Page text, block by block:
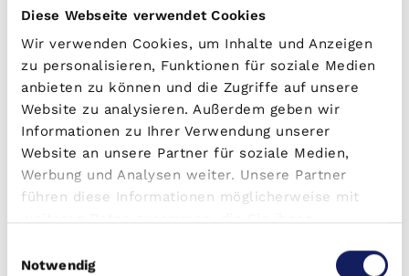
Diese Webseite verwendet Cookies
Wir verwenden Cookies, um Inhalte und Anzeigen
zu personalisieren, Funktionen für soziale Medien
anbieten zu können und die Zugriffe auf unsere
Website zu analysieren. Außerdem geben wir
Informationen zu Ihrer Verwendung unserer
Website an unsere Partner für soziale Medien,
Werbung und Analysen weiter. Unsere Partner
führen diese Informationen möglicherweise mit
weiteren Daten zusammen, die Sie ihnen
Nutzung der Dienste gesammelt haben.
Notwendig
Einheiten
Mietrendite
p. a.
k.A.%
Zum Objekt